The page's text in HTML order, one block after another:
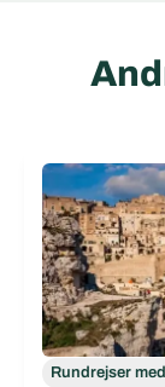
Rundrejser